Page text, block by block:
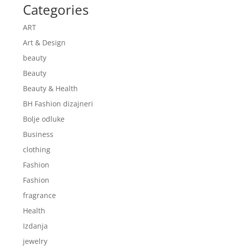
Categories
ART
Art & Design
beauty
Beauty
Beauty & Health
BH Fashion dizajneri
Bolje odluke
Business
clothing
Fashion
Fashion
fragrance
Health
Izdanja
jewelry